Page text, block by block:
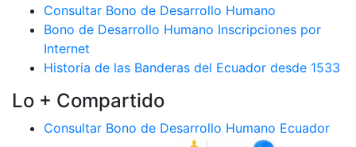
Consultar Bono de Desarrollo Humano
Bono de Desarrollo Humano Inscripciones por
Internet
Historia de las Banderas del Ecuador desde 1533
Lo + Compartido
Consultar Bono de Desarrollo Humano Ecuador